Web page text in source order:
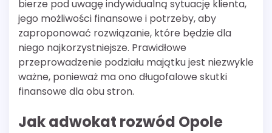
bierze pod uwagę indywidualną sytuację klienta,
jego możliwości finansowe i potrzeby, aby
zaproponować rozwiązanie, które będzie dla
niego najkorzystniejsze. Prawidłowe
przeprowadzenie podziału majątku jest niezwykle
ważne, ponieważ ma ono długofalowe skutki
finansowe dla obu stron.
Jak adwokat rozwód Opole